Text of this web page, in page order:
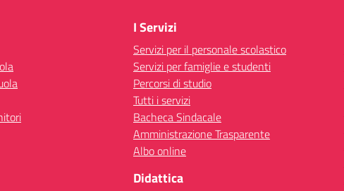
I Servizi
Servizi per il personale scolastico
Servizi per famiglie e studenti
Percorsi di studio
Tutti i servizi
Bacheca Sindacale
Amministrazione Trasparente
Albo online
Didattica